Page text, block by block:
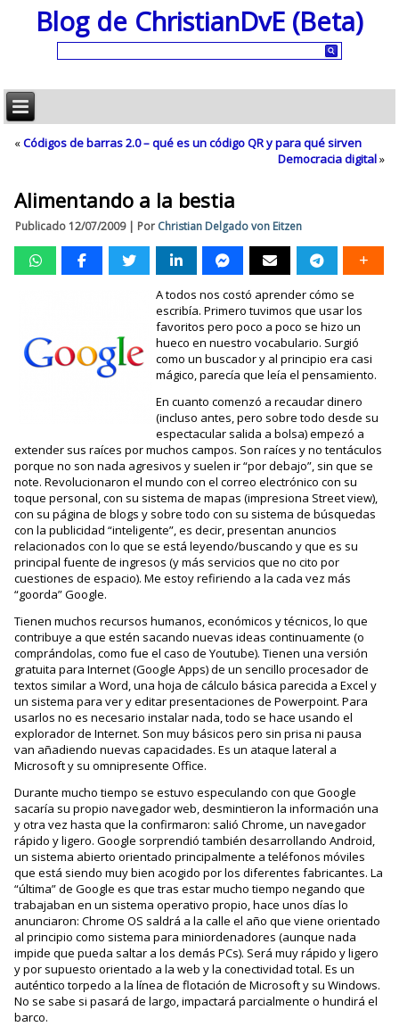
Blog de ChristianDvE (Beta)
«Códigos de barras 2.0 – qué es un código QR y para qué sirven
Democracia digital»
Alimentando a la bestia
Publicado 12/07/2009| Por Christian Delgado von Eitzen
A todos nos costó aprender cómo se
escribía. Primero tuvimos que usar los
favoritos pero poco a poco se hizo un
hueco en nuestro vocabulario. Surgió
como un buscador y al principio era casi
mágico, parecía que leía el pensamiento.
En cuanto comenzó a recaudar dinero
(incluso antes, pero sobre todo desde su
espectacular salida a bolsa) empezó a
extender sus raíces por muchos campos. Son raíces y no tentáculos
porque no son nada agresivos y suelen ir “por debajo”, sin que se
note. Revolucionaron el mundo con el correo electrónico con su
toque personal, con su sistema de mapas (impresiona Street view),
con su página de blogs y sobre todo con su sistema de búsquedas
con la publicidad “inteligente”, es decir, presentan anuncios
relacionados con lo que se está leyendo/buscando y que es su
principal fuente de ingresos (y más servicios que no cito por
cuestiones de espacio). Me estoy refiriendo a la cada vez más
“goorda” Google.
Tienen muchos recursos humanos, económicos y técnicos, lo que
contribuye a que estén sacando nuevas ideas continuamente (o
comprándolas, como fue el caso de Youtube). Tienen una versión
gratuita para Internet (Google Apps) de un sencillo procesador de
textos similar a Word, una hoja de cálculo básica parecida a Excel y
un sistema para ver y editar presentaciones de Powerpoint. Para
usarlos no es necesario instalar nada, todo se hace usando el
explorador de Internet. Son muy básicos pero sin prisa ni pausa
van añadiendo nuevas capacidades. Es un ataque lateral a
Microsoft y su omnipresente Office.
Durante mucho tiempo se estuvo especulando con que Google
sacaría su propio navegador web, desmintieron la información una
y otra vez hasta que la confirmaron: salió Chrome, un navegador
rápido y ligero. Google sorprendió también desarrollando Android,
un sistema abierto orientado principalmente a teléfonos móviles
que está siendo muy bien acogido por los diferentes fabricantes. La
“última” de Google es que tras estar mucho tiempo negando que
trabajaban en un sistema operativo propio, hace unos días lo
anunciaron: Chrome OS saldrá a la calle el año que viene orientado
al principio como sistema para miniordenadores (aunque nada
impide que pueda saltar a los demás PCs). Será muy rápido y ligero
y por supuesto orientado a la web y la conectividad total. Es un
auténtico torpedo a la línea de flotación de Microsoft y su Windows.
No se sabe si pasará de largo, impactará parcialmente o hundirá el
barco.